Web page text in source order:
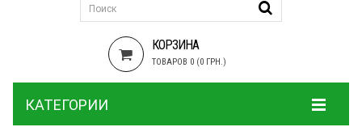
КОРЗИНА
ТОВАРОВ 0 (0 ГРН.)
КАТЕГОРИИ